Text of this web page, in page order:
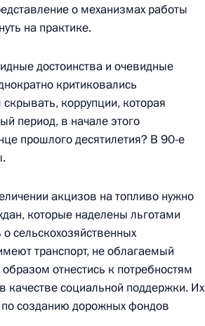
о механизмах работы
на практике.
достоинства и очевидные
критиковались
коррупции, которая
период, в начале этого
прошлого десятилетия? В 90-е
акцизов на топливо нужно
которые наделены льготами
сельскохозяйственных
транспорт, не облагаемый
отнестись к потребностям
качестве социальной поддержки. Их
по созданию дорожных фондов